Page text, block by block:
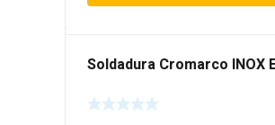
Soldadura Cromarco INOX